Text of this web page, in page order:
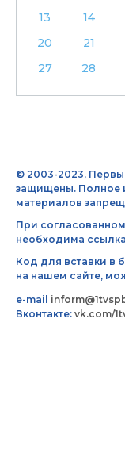
13
14
20
21
27
28
© 2003-2023,
защищены. Полное
материалов
При
необходима
Код для вставки в
на нашем сайте,
e-mail
Вконтакте: vk.com/